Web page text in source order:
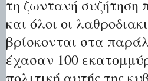
τη ζωντανή συζήτηση
και όλοι οι
βρίσκονται στα
έχασαν 100
πολιτική αυτής της